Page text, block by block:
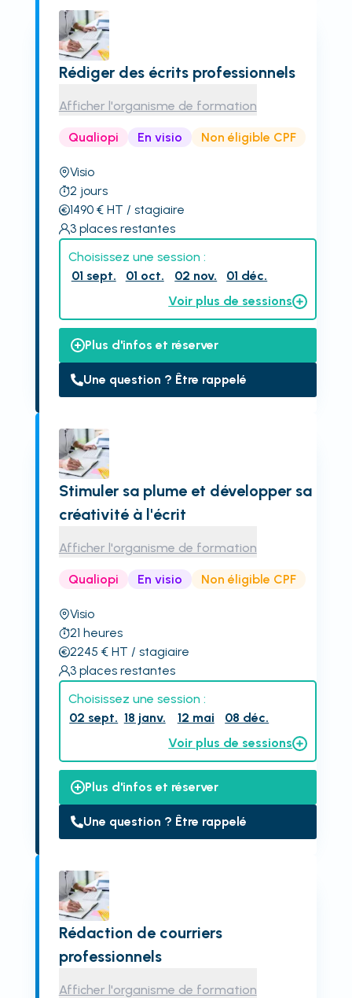
Rédiger des écrits professionnels
Afficher l'organisme de formation
Qualiopi En visio Non éligible CPF
Visio
2 jours
1490€ HT / stagiaire
3 places restantes
Choisissez une session :
01 sept.
01 oct. 02 nov.
01 déc.
Voir plus de sessions
Plus d'infos et réserver
Une question ? Être rappelé
Stimuler sa plume et développer sa
créativité à l'écrit
Afficher l'organisme de formation
Qualiopi En visio Non éligible CPF
Visio
21 heures
2245 € HT / stagiaire
3 places restantes
Choisissez une session :
02 sept. 18 janv. 12 mai
08 déc.
Voir plus de sessions
Plus d'infos et réserver
Une question ? Être rappelé
Rédaction de courriers
professionnels
Afficher l'organisme de formation